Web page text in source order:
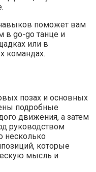
поможет вам
в go-go танце и
или в
командах.
позах и основных
подробные
движения, а затем
руководством
несколько
которые
мысль и